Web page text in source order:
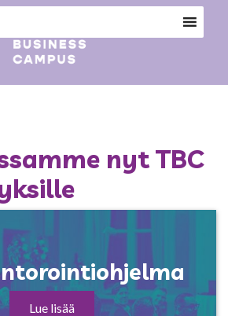
nyt TBC
Lue lisää